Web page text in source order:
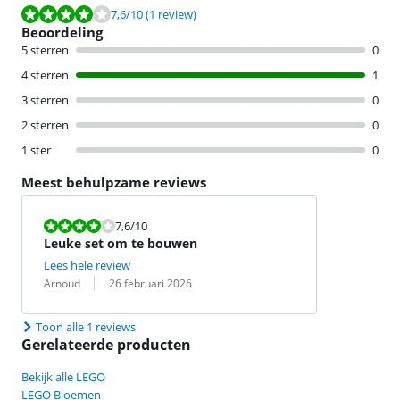
Beoordeling is 7,6 van de 10, gebaseerd op 1 review.
7,6/10(1 review)
Beoordeling
5 sterren
0
4 sterren
1
3 sterren
0
2 sterren
0
1 ster
0
Meest behulpzame reviews
Beoordeling is 7,6 van de 10.
7,6/10
Leuke set om te bouwen
Lees hele review
Beoordeling door:
Arnoud
Datum: 26 februari 2026
Toon alle 1 reviews
Gerelateerde producten
Bekijk alle LEGO
LEGO Bloemen